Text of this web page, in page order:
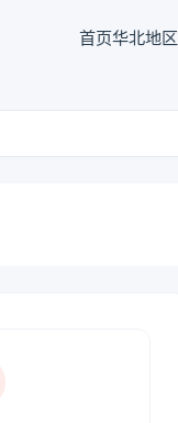
首页华北地区